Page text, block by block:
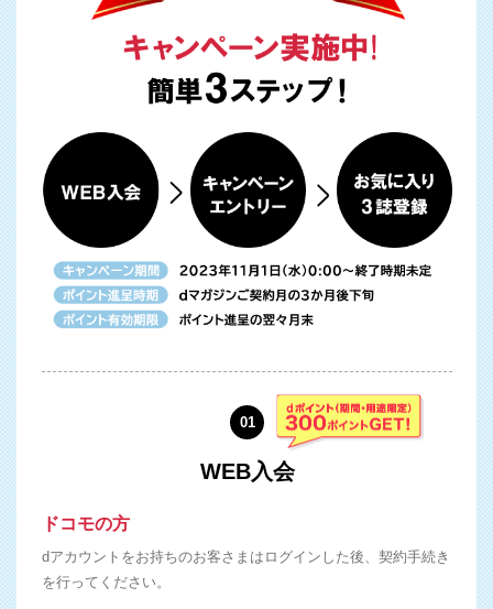
01
WEB入会
ドコモの方
dアカウントをお持ちのお客さまはログインした後、契約手続き
を行ってください。